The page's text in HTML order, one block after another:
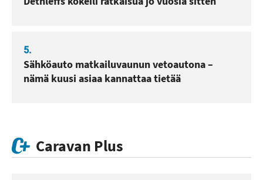
5.
Sähköauto matkailuvaunun vetoautona –
nämä kuusi asiaa kannattaa tietää
Caravan Plus